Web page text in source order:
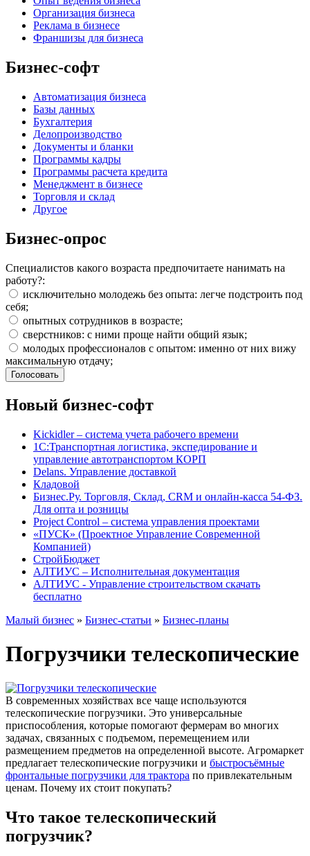
Организация бизнеса
Реклама в бизнесе
Франшизы для бизнеса
Бизнес-софт
Автоматизация бизнеса
Базы данных
Бухгалтерия
Делопроизводство
Документы и бланки
Программы кадры
Программы расчета кредита
Менеджмент в бизнесе
Торговля и склад
Другое
Бизнес-опрос
Специалистов какого возраста предпочитаете нанимать на
работу?:
исключительно молодежь без опыта: легче подстроить под
себя;
опытных сотрудников в возрасте;
сверстников: с ними проще найти общий язык;
молодых профессионалов с опытом: именно от них вижу
максимальную отдачу;
Новый бизнес-софт
Kickidler – система учета рабочего времени
1С:Транспортная логистика, экспедирование и
управление автотранспортом КОРП
Delans. Управление доставкой
Кладовой
Бизнес.Ру. Торговля, Склад, CRM и онлайн-касса 54-ФЗ.
Для опта и розницы
Project Сontrol – система управления проектами
«ПУСК» (Проектное Управление Современной
Компанией)
СтройБюджет
АЛТИУС – Исполнительная документация
АЛТИУС - Управление строительством скачать
бесплатно
Малый бизнес » Бизнес-статьи » Бизнес-планы
Погрузчики телескопические
В современных хозяйствах все чаще используются
телескопические погрузчики. Это универсальные
приспособления, которые помогают фермерам во многих
задачах, связанных с подъемом, перемещением или
размещением предметов на определенной высоте. Агромаркет
предлагает телескопические погрузчики и быстросъёмные
фронтальные погрузчики для трактора по привлекательным
ценам. Почему их стоит покупать?
Что такое телескопический
погрузчик?